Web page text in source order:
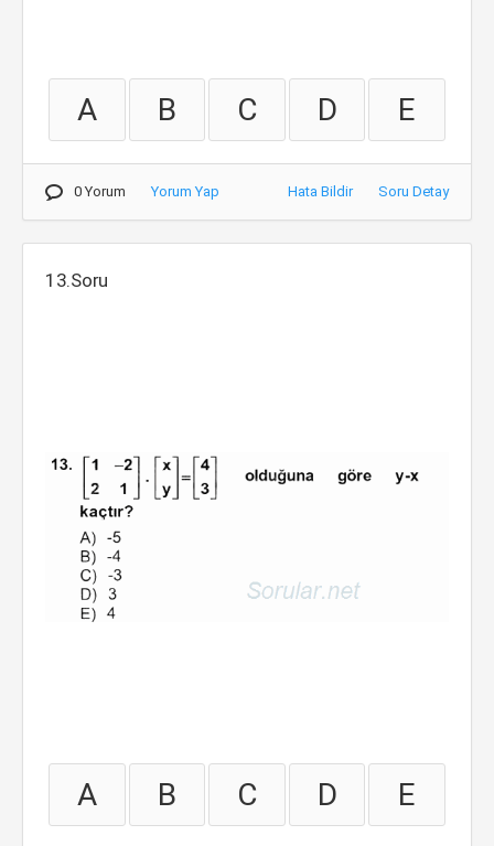
A B C D E
0 Yorum Yorum Yap Hata Bildir Soru Detay
13.Soru
A B C D E